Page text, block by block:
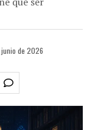
de 2026